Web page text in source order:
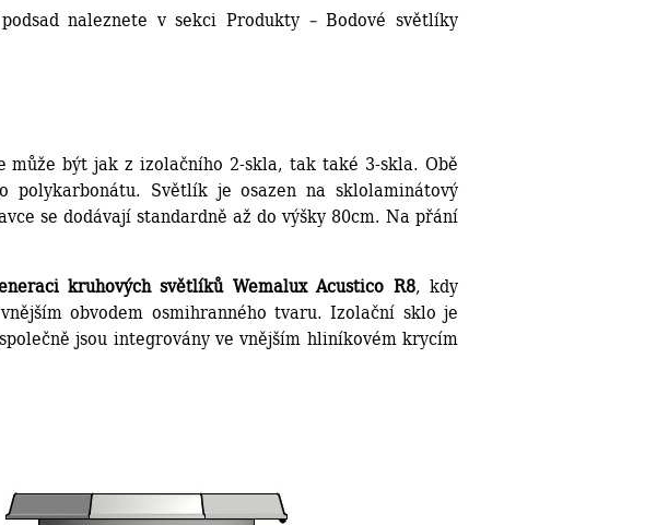
naleznete v sekci Produkty – Bodové světlíky
být jak z izolačního 2-skla, tak také 3-skla. Obě
Světlík je osazen na sklolaminátový
se dodávají standardně až do výšky 80cm. Na přání
kruhových světlíků Wemalux Acustico R8, kdy
obvodem osmihranného tvaru. Izolační sklo je
jsou integrovány ve vnějším hliníkovém krycím